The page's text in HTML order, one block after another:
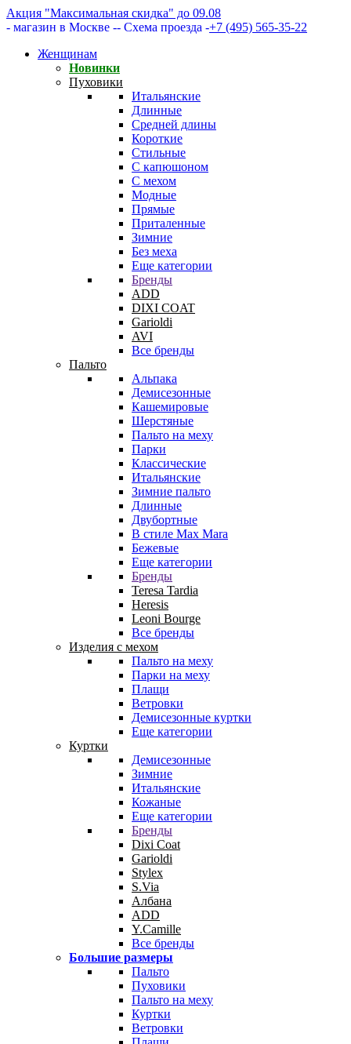
Акция "Максимальная скидка" до 09.08
- магазин в Москве -- Схема проезда -+7 (495) 565-35-22
Женщинам
Новинки
Пуховики
Итальянские
Длинные
Средней длины
Короткие
Стильные
С капюшоном
С мехом
Модные
Прямые
Приталенные
Зимние
Без меха
Еще категории
Бренды
ADD
DIXI COAT
Garioldi
AVI
Все бренды
Пальто
Альпака
Демисезонные
Кашемировые
Шерстяные
Пальто на меху
Парки
Классические
Итальянские
Зимние пальто
Длинные
Двубортные
В стиле Max Mara
Бежевые
Еще категории
Бренды
Teresa Tardia
Heresis
Leoni Bourge
Все бренды
Изделия с мехом
Пальто на меху
Парки на меху
Плащи
Ветровки
Демисезонные куртки
Еще категории
Куртки
Демисезонные
Зимние
Итальянские
Кожаные
Еще категории
Бренды
Dixi Coat
Garioldi
Stylex
S.Via
Албана
ADD
Y.Camille
Все бренды
Большие размеры
Пальто
Пуховики
Пальто на меху
Куртки
Ветровки